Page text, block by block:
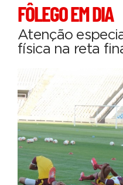
FÔLEGO EM DIA
Atenção
física na reta